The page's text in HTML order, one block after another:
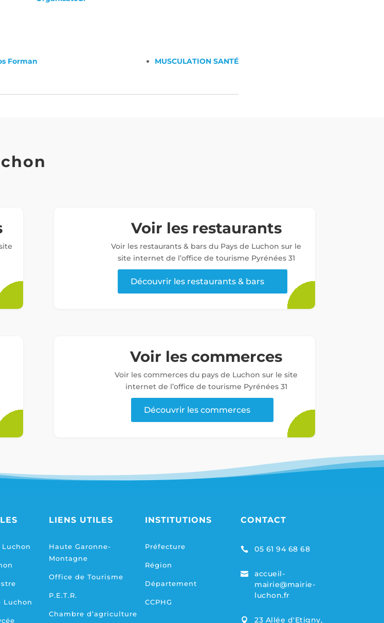
Forman MUSCULATION SANTÉ
Voir les restaurants
Voir les restaurants & bars du Pays de Luchon sur le
site internet de l’office de tourisme Pyrénées 31
Découvrir les restaurants & bars
Voir les commerces
Voir les commerces du pays de Luchon sur le site
internet de l’office de tourisme Pyrénées 31
Découvrir les commerces
Luchon
LIENS UTILES
Haute Garonne-
Montagne
Office de Tourisme
P.E.T.R.
Chambre d’agriculture
INSTITUTIONS
Préfecture
Région
Département
CCPHG
CONTACT
 05 61 94 68 68

accueil-
mairie@mairie-
luchon.fr
 23 Allée d'Etigny,